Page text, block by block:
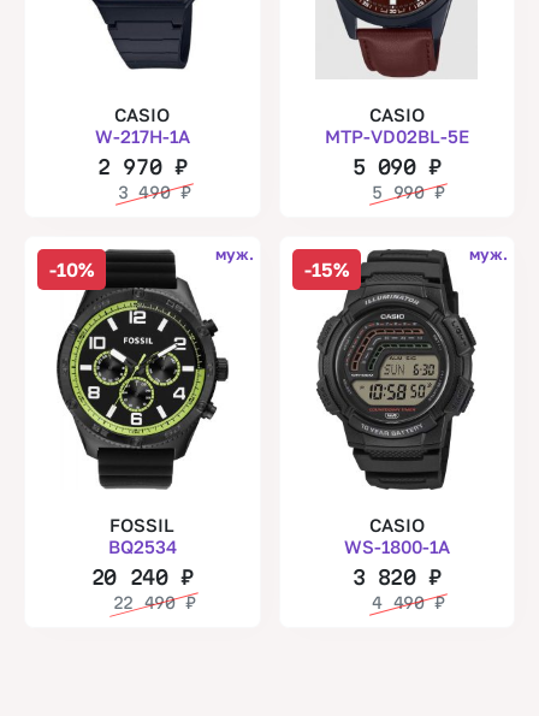
CASIO
W-217H-1A
2 970 ₽
3 490₽
CASIO
MTP-VD02BL-5E
5 090₽
5 990₽
-10%
муж.
FOSSIL
BQ2534
20 240₽
22 490₽
-15%
муж.
CASIO
WS-1800-1A
3 820₽
4 490₽